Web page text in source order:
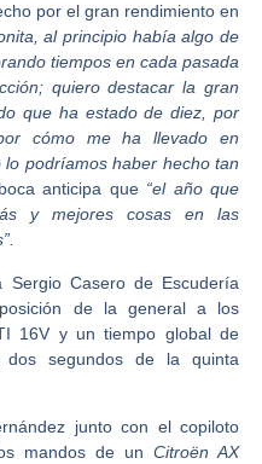
por el gran rendimiento en
al principio había algo de
tiempos en cada pasada
quiero destacar la gran
que ha estado de diez, por
cómo me ha llevado en
podríamos haber hecho tan
anticipa que “el año que
y mejores cosas en las
Sergio Casero de Escudería
de la general a los
16V y un tiempo global de
dos segundos de la quinta
junto con el copiloto
mandos de unCitroën AX